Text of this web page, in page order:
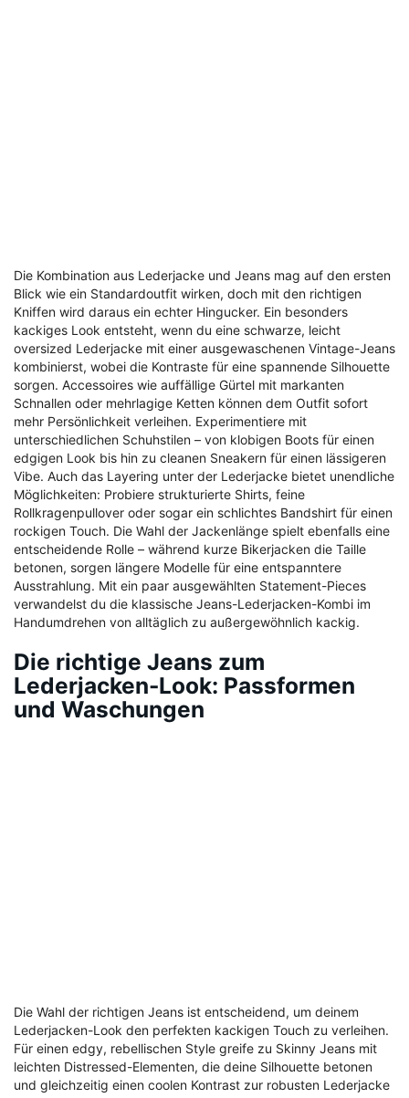
Die Kombination aus Lederjacke und Jeans mag auf den ersten
Blick wie ein Standardoutfit wirken, doch mit den richtigen
Kniffen wird daraus ein echter Hingucker. Ein besonders
kackiges Look entsteht, wenn du eine schwarze, leicht
oversized Lederjacke mit einer ausgewaschenen Vintage-Jeans
kombinierst, wobei die Kontraste für eine spannende Silhouette
sorgen. Accessoires wie auffällige Gürtel mit markanten
Schnallen oder mehrlagige Ketten können dem Outfit sofort
mehr Persönlichkeit verleihen. Experimentiere mit
unterschiedlichen Schuhstilen – von klobigen Boots für einen
edgigen Look bis hin zu cleanen Sneakern für einen lässigeren
Vibe. Auch das Layering unter der Lederjacke bietet unendliche
Möglichkeiten: Probiere strukturierte Shirts, feine
Rollkragenpullover oder sogar ein schlichtes Bandshirt für einen
rockigen Touch. Die Wahl der Jackenlänge spielt ebenfalls eine
entscheidende Rolle – während kurze Bikerjacken die Taille
betonen, sorgen längere Modelle für eine entspanntere
Ausstrahlung. Mit ein paar ausgewählten Statement-Pieces
verwandelst du die klassische Jeans-Lederjacken-Kombi im
Handumdrehen von alltäglich zu außergewöhnlich kackig.
Die richtige Jeans zum
Lederjacken-Look: Passformen
und Waschungen
Die Wahl der richtigen Jeans ist entscheidend, um deinem
Lederjacken-Look den perfekten kackigen Touch zu verleihen.
Für einen edgy, rebellischen Style greife zu Skinny Jeans mit
leichten Distressed-Elementen, die deine Silhouette betonen
und gleichzeitig einen coolen Kontrast zur robusten Lederjacke